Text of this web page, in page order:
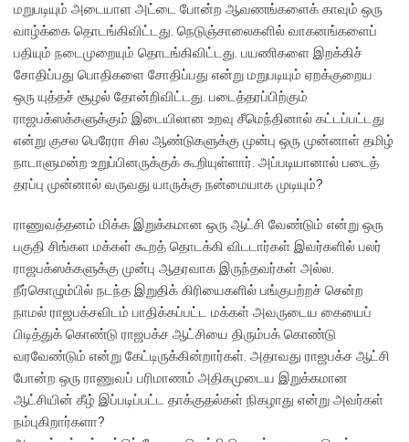
மறுபடியும் அடையாள அட்டை போன்ற ஆவணங்களைக் காவும் ஒரு
வாழ்க்கை தொடங்கிவிட்டது. நெடுஞ்சாலைகளில் வாகனங்களைப்
பதியும் நடைமுறையும் தொடங்கிவிட்டது. பயணிகளை இறக்கிச்
சோதிப்பது பொதிகளை சோதிப்பது என்று மறுபடியும் ஏறக்குறைய
ஒரு யுத்தச் சூழல் தோன்றிவிட்டது. படைத்தரப்பிற்கும்
ராஜபக்ஸக்களுக்கும் இடையிலான உறவு சீமெந்தினால் கட்டப்பட்டது
என்று குசல பெரேரா சில ஆண்டுகளுக்கு முன்பு ஒரு முன்னாள் தமிழ்
நாடாளுமன்ற உறுப்பினருக்குக் கூறியுள்ளார். அப்படியானால் படைத்
தரப்பு முன்னால் வருவது யாருக்கு நன்மையாக முடியும்?
ராணுவத்தனம் மிக்க இறுக்கமான ஒரு ஆட்சி வேண்டும் என்று ஒரு
பகுதி சிங்கள மக்கள் கூறத் தொடக்கி விடடார்கள் இவர்களில் பலர்
ராஜபக்ஸக்களுக்கு முன்பு ஆதரவாக இருந்தவர்கள் அல்ல.
நீர்கொழும்பில் நடந்த இறுதிக் கிரியைகளில் பங்குபற்றச் சென்ற
நாமல் ராஜபக்சவிடம் பாதிக்கப்பட்ட மக்கள் அவருடைய கையைப்
பிடித்துக் கொண்டு ராஜபக்ச ஆட்சியை திரும்பக் கொண்டு
வரவேண்டும் என்று கேட்டிருக்கின்றார்கள். அதாவது ராஜபக்ச ஆட்சி
போன்ற ஒரு ராணுவப் பரிமாணம் அதிகமுடைய இறுக்கமான
ஆட்சியின் கீழ் இப்படிப்பட்ட தாக்குதல்கள் நிகழாது என்று அவர்கள்
நம்புகிறார்களா?